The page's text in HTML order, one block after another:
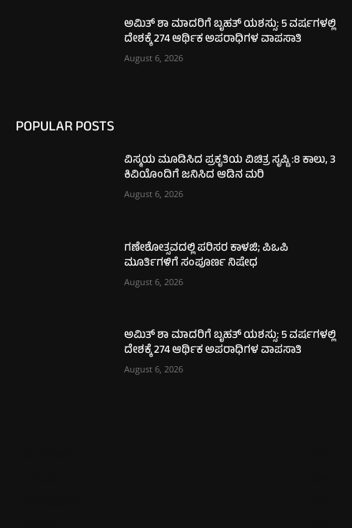
ಅಮಿತ್ ಶಾ ಮಾದರಿಗೆ ಬೃಹತ್ ಯಶಸ್ಸು: 5 ವರ್ಷಗಳಲ್ಲಿ
ದೇಶಕ್ಕೆ 274 ಆರ್ಥಿಕ ಅಪರಾಧಿಗಳ ವಾಪಸಾತಿ
August 6, 2026
POPULAR POSTS
ವಿಸ್ಮಯ ಮೂಡಿಸಿದ ಪ್ರಕೃತಿಯ ವಿಚಿತ್ರ ಸೃಷ್ಟಿ :8 ಕಾಲು, 3
ಕಿವಿಯೊಂದಿಗೆ ಜನಿಸಿದ ಆಡಿನ ಮರಿ
August 6, 2026
ಗಣೇಶೋತ್ಸವದಲ್ಲಿ ಪರಿಸರ ಕಾಳಜಿ; ಪಿಒಪಿ
ಮೂರ್ತಿಗಳಿಗೆ ಸಂಪೂರ್ಣ ನಿಷೇಧ
August 6, 2026
ಅಮಿತ್ ಶಾ ಮಾದರಿಗೆ ಬೃಹತ್ ಯಶಸ್ಸು: 5 ವರ್ಷಗಳಲ್ಲಿ
ದೇಶಕ್ಕೆ 274 ಆರ್ಥಿಕ ಅಪರಾಧಿಗಳ ವಾಪಸಾತಿ
August 6, 2026